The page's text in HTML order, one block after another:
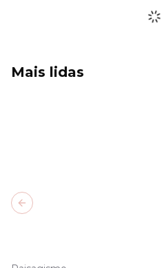
Mais lidas
Previous slide